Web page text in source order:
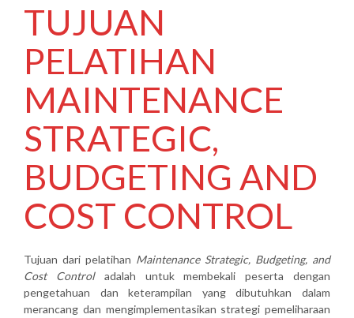
TUJUAN
PELATIHAN
MAINTENANCE
STRATEGIC,
BUDGETING AND
COST CONTROL
Tujuan dari pelatihan Maintenance Strategic, Budgeting, and
Cost Controladalah untuk membekali peserta dengan
pengetahuan dan keterampilan yang dibutuhkan dalam
merancang dan mengimplementasikan strategi pemeliharaan